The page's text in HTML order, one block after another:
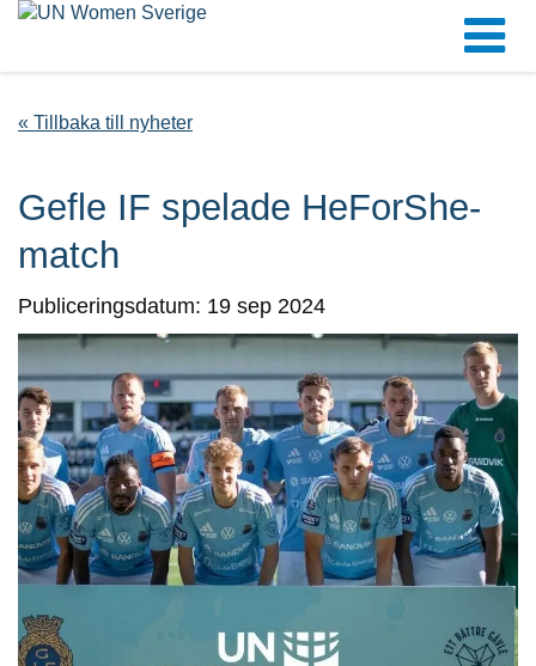
« Tillbaka till nyheter
Gefle IF spelade HeForShe-
match
Publiceringsdatum: 19 sep 2024